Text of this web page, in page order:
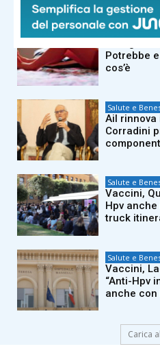
Salute e
Potrebbe
cos’è
Salute e
Ail
Corradini
Salute e
Vaccini,
Hpv
truck
Salute e
Vaccini,
“Anti-Hpv
anche con
Carica